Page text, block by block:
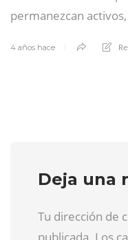
permanezcan
4 años hace
Deja una
Tu dirección de
publicada. Los